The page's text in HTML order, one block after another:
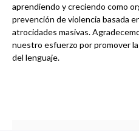
aprendiendo y creciendo como
prevención de violencia basada
atrocidades masivas.
nuestro esfuerzo por promover
del lenguaje.